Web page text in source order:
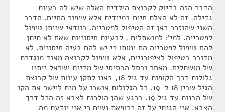
הדבר הזה בדיוק לקבוצת הילדים האלה שיש לה בעיות
גדילה. זה לא הצלת חיים במיידית אלא שיפור החיים. הדבר
השני שהוזכר כאן זה הטיפול לפטרייה. בוודאי שניתן טיפול
לפטרייה. למי? למושתלים , לבעיות חיסוניות שאם לא תיתן
להם טיפול לפטרייה הם ימותו כי יש להם בעיה חיסונית. לא
מדובר בטיפול לציפורניים, אלא טיפול לקבוצה מאוד מוגדרת
של מושתלים. מאחר ובסל הבסיסי של מדינת ישראל ניתנו
גלולות דרך הקופות עד גיל 18, באנו לתקן עיוות של קבוצת
הגיל שבין 18 ל-19. כל הגלולות אושרו על מנת ליישר את הקו
של הבנות עד גיל 19. ברגע שהן הולכות לצבא זה הכל דרך
הצבא. אני הגנתי על זה כרופאת נשים כי אני יודעת מה